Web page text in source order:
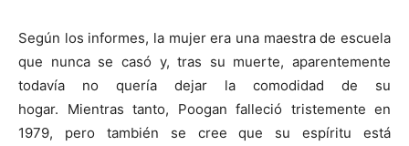
Según los informes, la mujer era una maestra de escuela
que nunca se casó y, tras su muerte, aparentemente
todavía no quería dejar la comodidad de su
hogar. Mientras tanto, Poogan falleció tristemente en
1979, pero también se cree que su espíritu está